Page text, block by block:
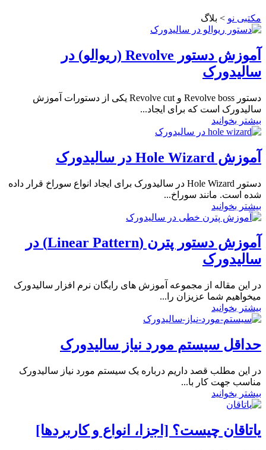
مکتبی نو > بلاگ
آموزش دستور Revolve (ریوالو) در
سالیدورک
دستور Revolve boss و Revolve cut یکی از دستورات آموزش
سالیدورک است که برای ایجاد...
بیشتر بخوانید
آموزش Hole Wizard در سالیدورک
دستور Hole Wizard در سالیدورک برای ایجاد انواع سوراخ قرار داده
شده است. مانند سوراخ...
بیشتر بخوانید
آموزش دستور پترن (Linear Pattern) در
سالیدورک
در این مقاله از مجموعه آموزش های رایگان نرم افزار سالیدورک
میخواهیم شما عزیزان را...
بیشتر بخوانید
حداقل سیستم مورد نیاز سالیدورک
در این مطلب قصد داریم درباره یک سیستم مورد نیاز سالیدورک
مناسب جهت کار با...
بیشتر بخوانید
یاتاقان چیست؟ [اجزا، انواع و کاربردها]